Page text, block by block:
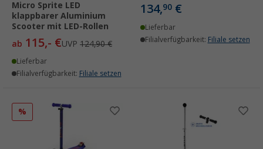
Micro Sprite LED
klappbarer Aluminium
Scooter mit LED-Rollen
ab 115,- €UVP 124,90 €
Lieferbar
Filialverfügbarkeit: Filiale setzen
134,90 €
Lieferbar
Filialverfügbarkeit: Filiale setzen
%